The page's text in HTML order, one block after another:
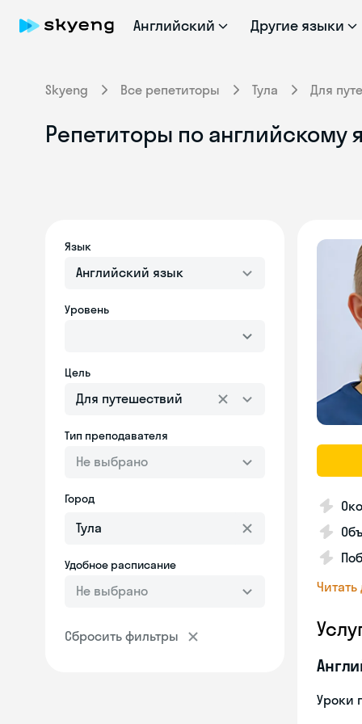
Английский Другие языки
Skyeng Все репетиторы Тула Для
Репетиторы по английскому
Язык
Английский язык
Уровень
Цель
Для путешествий
Тип преподавателя
Не выбрано
Город
Удобное расписание
Не выбрано
Сбросить фильтры
Уроки